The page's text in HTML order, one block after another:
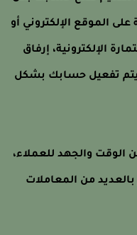
الإلكتروني أو
إرفاق
تفعيل حسابك بشكل
والجهد للعملاء،
من المعاملات